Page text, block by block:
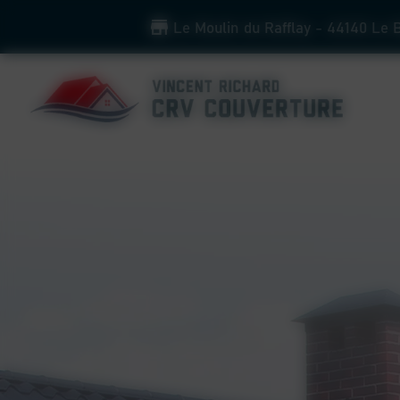
Le Moulin du Rafflay - 44140 Le